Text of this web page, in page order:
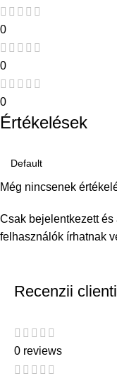
0
0
0
Értékelések
Még nincsenek
Csak bejelentkezett és
felhasználók írhatnak
Recenzii clienti
0 reviews